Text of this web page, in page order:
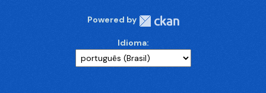
Powered by
Idioma